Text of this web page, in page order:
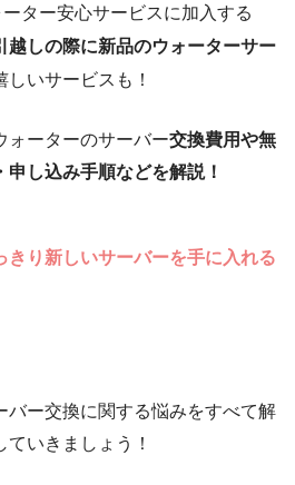
ター安心サービスに加入する
越しの際に新品のウォーターサー
しいサービスも！
ォーターのサーバー交換費用や無
し込み手順などを解説！
きり新しいサーバーを手に入れる
バー交換に関する悩みをすべて解
いきましょう！